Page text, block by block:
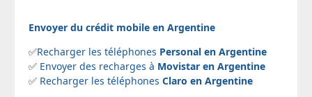
Envoyer du crédit mobile en Argentine
✅Recharger les téléphones Personal en Argentine
✅ Envoyer des recharges à Movistar en Argentine
✅ Recharger les téléphones Claro en Argentine